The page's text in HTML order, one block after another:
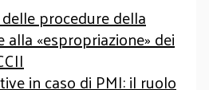
procedure della
«espropriazione» dei
in caso di PMI: il ruolo